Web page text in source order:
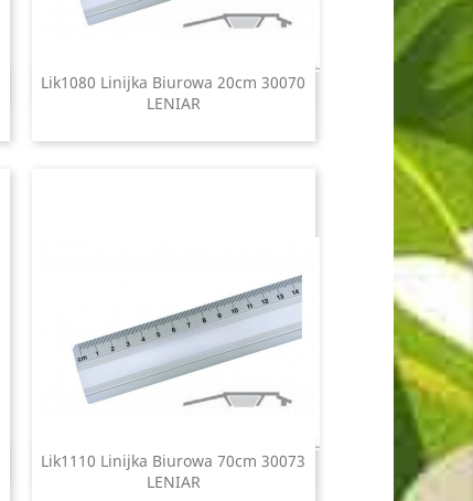
Lik1080 Linijka Biurowa 20cm 30070
LENIAR
Szybki podgląd
Lik1110 Linijka Biurowa 70cm 30073
LENIAR
Szybki podgląd